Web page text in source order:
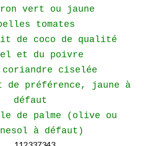
vert ou jaune
tomates
de coco de qualité
et du poivre
coriandre ciselée
préférence, jaune à
défaut
de palme (olive ou
à défaut)